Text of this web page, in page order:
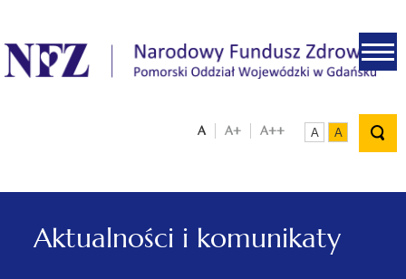
.
A A+ A++ A A
Aktualności i komunikaty